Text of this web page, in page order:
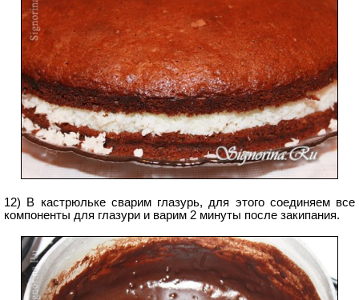
12) В кастрюльке сварим глазурь, для этого соединяем все
компоненты для глазури и варим 2 минуты после закипания.